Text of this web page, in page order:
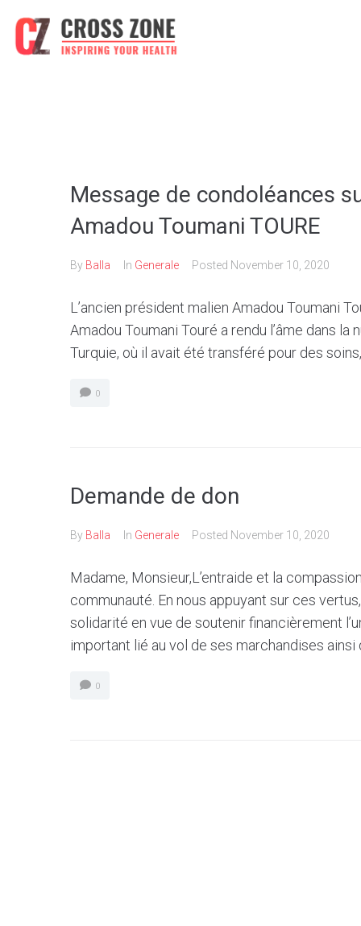
Message de condoléances
Amadou Toumani TOURE
By Balla In Generale Posted November 10, 2020
L’ancien président malien Amadou Toumani
Amadou Toumani Touré a rendu l’âme dans
Turquie, où il avait été transféré pour des
0
Demande de don
By Balla In Generale Posted November 10, 2020
Madame, Monsieur,L’entraide et la
communauté. En nous appuyant sur ces
solidarité en vue de soutenir financièrement
important lié au vol de ses marchandises ainsi
0